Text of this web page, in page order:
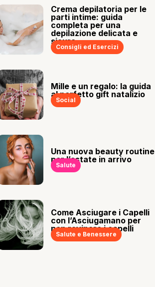
Crema depilatoria per le
parti intime: guida
completa per una
depilazione delicata e
sicura
Consigli ed Esercizi
Mille e un regalo: la guida
al perfetto gift natalizio
Social
Una nuova beauty routine
per l’estate in arrivo
Salute
Come Asciugare i Capelli
con l’Asciugamano per
non rovinare i capelli
Salute e Benessere